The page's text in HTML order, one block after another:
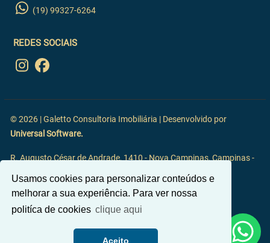
Usamos cookies para personalizar conteúdos e
melhorar a sua experiência. Para ver nossa
politíca de cookies clique aqui
Aceito
(19) 99327-6264
REDES SOCIAIS
© 2026 | Galetto Consultoria Imobiliária | Desenvolvido por
Universal Software.
R. Augusto César de Andrade, 1410 - Nova Campinas, Campinas -
SP, 13092-117